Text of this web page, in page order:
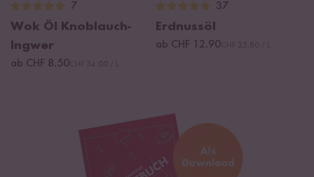
7
Wok Öl Knoblauch-
Ingwer
ab CHF 8.50
37
Erdnussöl
ab CHF 12.90CHF 25.80 / L